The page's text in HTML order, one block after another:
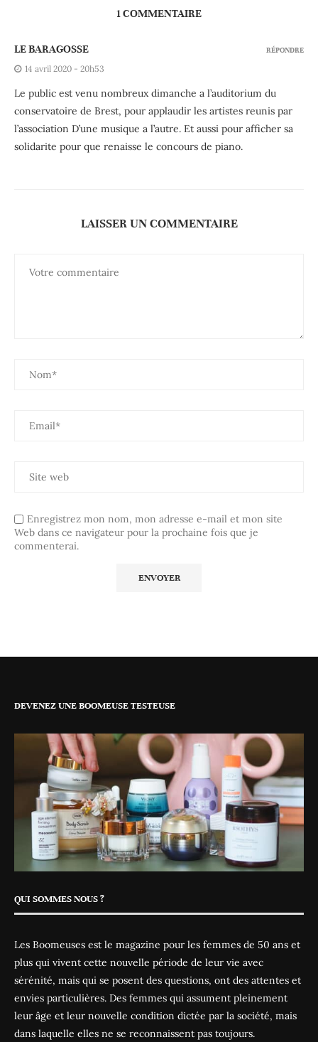
1 COMMENTAIRE
LE BARAGOSSE
14 avril 2020 - 20h53
Le public est venu nombreux dimanche a l’auditorium du
conservatoire de Brest, pour applaudir les artistes reunis par
l’association D’une musique a l’autre. Et aussi pour afficher sa
solidarite pour que renaisse le concours de piano.
RÉPONDRE
LAISSER UN COMMENTAIRE
Enregistrez mon nom, mon adresse e-mail et mon site
Web dans ce navigateur pour la prochaine fois que je
commenterai.
DEVENEZ UNE BOOMEUSE TESTEUSE
QUI SOMMES NOUS ?
Les Boomeuses est le magazine pour les femmes de 50 ans et
plus qui vivent cette nouvelle période de leur vie avec
sérénité, mais qui se posent des questions, ont des attentes et
envies particulières. Des femmes qui assument pleinement
leur âge et leur nouvelle condition dictée par la société, mais
dans laquelle elles ne se reconnaissent pas toujours.